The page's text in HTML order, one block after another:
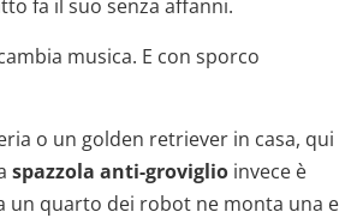
fa il suo senza affanni.
musica. E con sporco
o un golden retriever in casa, qui
spazzola anti-groviglio invece è
un quarto dei robot ne monta una e